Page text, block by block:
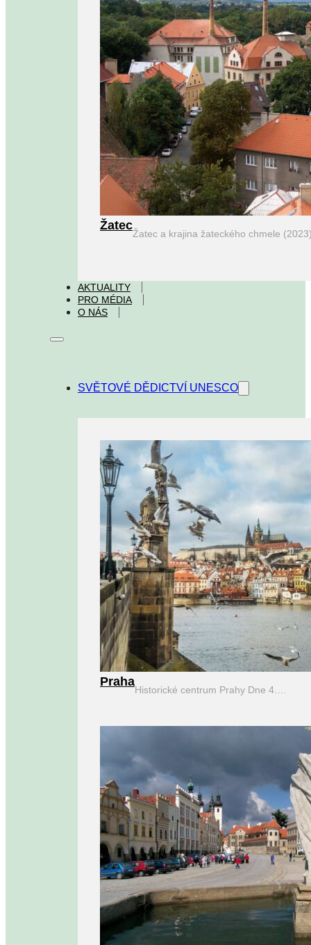
Žatec
Žatec a krajina žateckého chmele
AKTUALITY
PRO MÉDIA
O NÁS
SVĚTOVÉ DĚDICTVÍ UNESCO
Praha
Historické centrum Prahy Dne 4.…